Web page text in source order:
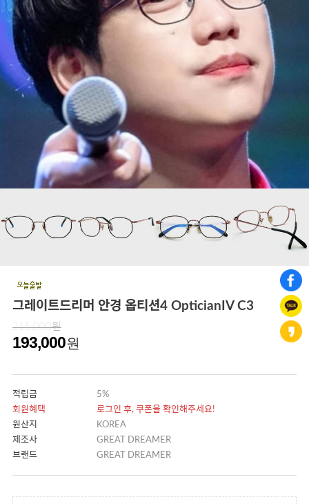
그레이트드리머 안경 옵티션4 OpticianIV C3
215,000원
193,000원
적립금
5%
회원혜택
로그인 후, 쿠폰을 확인해주세요!
원산지
KOREA
제조사
GREAT DREAMER
브랜드
GREAT DREAMER